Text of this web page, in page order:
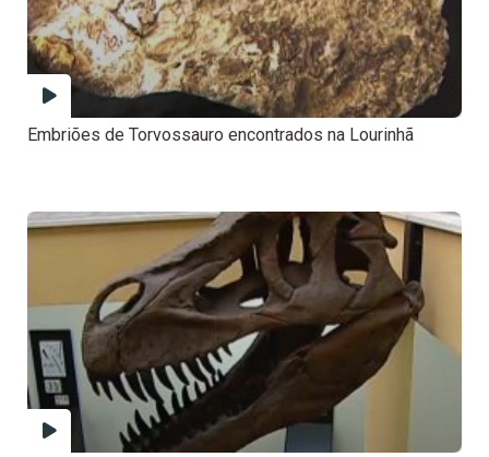
Embriões de Torvossauro encontrados na Lourinhã